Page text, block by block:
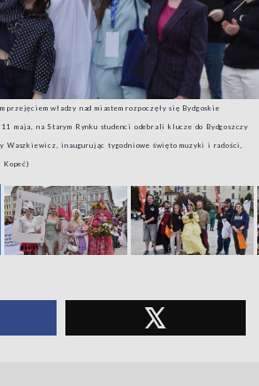
przejęciem władzy nad miastem rozpoczęły się Bydgoskie
maja, na Starym Rynku studenci odebrali klucze do Bydgoszczy
Waszkiewicz, inaugurując tygodniowe święto muzyki i radości,
Kopeć)